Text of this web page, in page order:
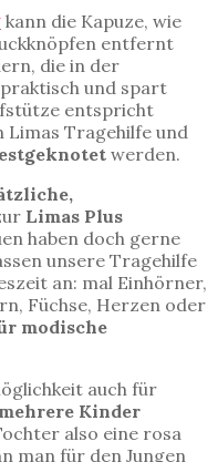
kann die Kapuze, wie
entfernt
die in der
und spart
entspricht
Limas Tragehilfe und
werden.
Limas Plus
haben doch gerne
unsere Tragehilfe
an: mal Einhörner,
Füchse, Herzen oder
modische
auch für
Kinder
also eine rosa
man für den Jungen